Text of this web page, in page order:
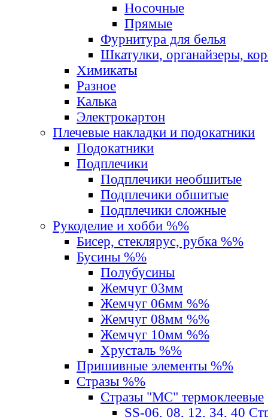
Носочные
Прямые
Фурнитура для белья
Шкатулки, органайзеры,
Химикаты
Разное
Калька
Электрокартон
Плечевые накладки и подокатники
Подокатники
Подплечики
Подплечики необшитые
Подплечики обшитые
Подплечики сложные
Рукоделие и хобби %%
Бисер, стеклярус, рубка %%
Бусины %%
Полубусины
Жемчуг 03мм
Жемчуг 06мм %%
Жемчуг 08мм %%
Жемчуг 10мм %%
Хрусталь %%
Пришивные элементы %%
Стразы %%
Стразы "MС" термоклеевые
SS-06, 08, 12, 34, 40